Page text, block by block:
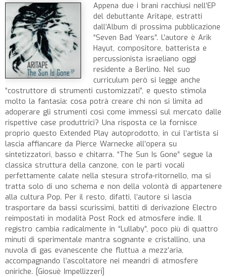
Appena due i brani racchiusi nell’EP
del debuttante Aritape, estratti
dall’Album di prossima pubblicazione
“Seven Bad Years”. L’autore è Arik
Hayut, compositore, batterista e
percussionista israeliano oggi
residente a Berlino. Nel suo
curriculum però si legge anche
“costruttore di strumenti customizzati”, e questo stimola
molto la fantasia: cosa potrà creare chi non si limita ad
adoperare gli strumenti così come immessi sul mercato dalle
rispettive case produttrici? Una risposta ce la fornisce
proprio questo Extended Play autoprodotto, in cui l’artista si
lascia affiancare da Pierce Warnecke all’opera su
sintetizzatori, basso e chitarra. “The Sun Is Gone” segue la
classica struttura della canzone, con le parti vocali
perfettamente calate nella stesura strofa-ritornello, ma si
tratta solo di uno schema e non della volontà di appartenere
alla cultura Pop. Per il resto, difatti, l’autore si lascia
trasportare da bassi scurissimi, battiti di derivazione Electro
reimpostati in modalità Post Rock ed atmosfere indie. Il
registro cambia radicalmente in “Lullaby”, poco più di quattro
minuti di sperimentale mantra sognante e cristallino, una
nuvola di gas evanescente che fluttua a mezz’aria,
accompagnando l’ascoltatore nei meandri di atmosfere
oniriche. [Giosuè Impellizzeri]